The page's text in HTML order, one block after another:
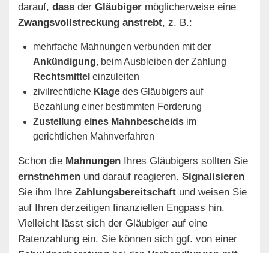
darauf, dass der Gläubiger möglicherweise eine
Zwangsvollstreckung anstrebt, z. B.:
mehrfache Mahnungen verbunden mit der
Ankündigung, beim Ausbleiben der Zahlung
Rechtsmittel einzuleiten
zivilrechtliche Klage des Gläubigers auf
Bezahlung einer bestimmten Forderung
Zustellung eines Mahnbescheids im
gerichtlichen Mahnverfahren
Schon die Mahnungen Ihres Gläubigers sollten Sie
ernstnehmen und darauf reagieren. Signalisieren
Sie ihm Ihre Zahlungsbereitschaft und weisen Sie
auf Ihren derzeitigen finanziellen Engpass hin.
Vielleicht lässt sich der Gläubiger auf eine
Ratenzahlung ein. Sie können sich ggf. von einer